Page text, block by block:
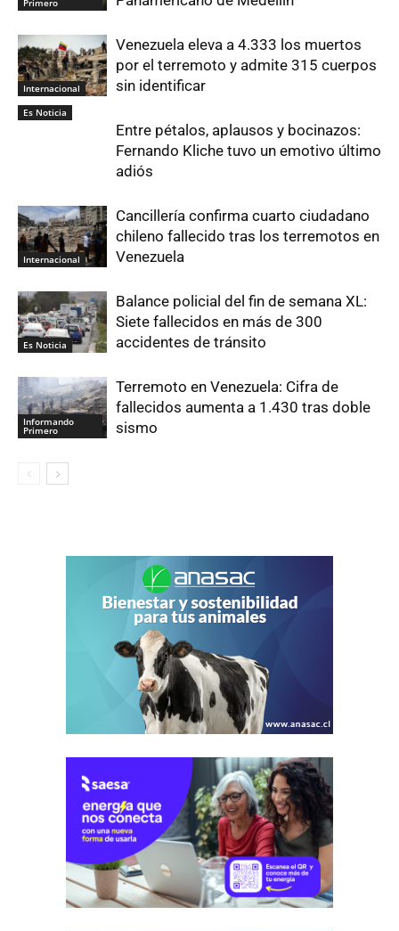
Primero
Internacional
Venezuela eleva a 4.333 los muertos
por el terremoto y admite 315 cuerpos
sin identificar
Es Noticia
Entre pétalos, aplausos y bocinazos:
Fernando Kliche tuvo un emotivo último
adiós
Internacional
Cancillería confirma cuarto ciudadano
chileno fallecido tras los terremotos en
Venezuela
Es Noticia
Balance policial del fin de semana XL:
Siete fallecidos en más de 300
accidentes de tránsito
Informando
Primero
Terremoto en Venezuela: Cifra de
fallecidos aumenta a 1.430 tras doble
sismo